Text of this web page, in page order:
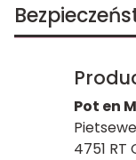
Pot en
4751 RT